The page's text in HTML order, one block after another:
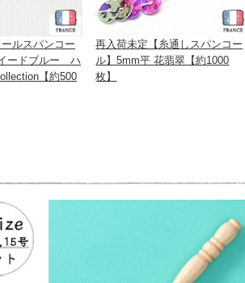
ールスパンコー
ードブルー ハ
【約500
再入荷未定【糸通しスパンコー
ル】5mm平 花翡翠【約1000
枚】